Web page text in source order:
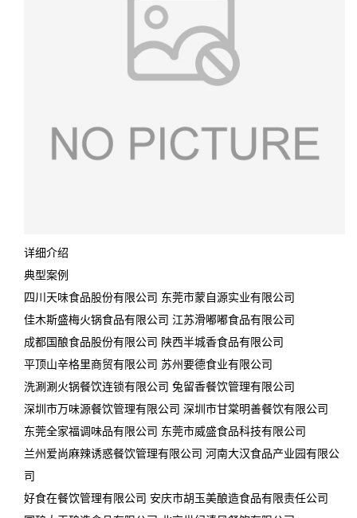
详细介绍
典型案例
四川天味食品股份有限公司 东莞市蒙自源实业有限公司
佳木斯盛梅火锅食品有限公司 江苏滑嘟嘟食品有限公司
成都国酿食品股份有限公司 陕西半城香食品有限公司
平顶山辛格里商贸有限公司 苏州要德食业有限公司
洗涮涮火锅餐饮连锁有限公司 兔留香餐饮管理有限公司
深圳市万味源餐饮管理有限公司 深圳市甘棠明善餐饮有限公司
东莞全家福调味品有限公司 东莞市威盛食品科技有限公司
兰州爱尚麻辣诱惑餐饮管理有限公司 河南大汉食品产业园有限公
司
好食在餐饮管理有限公司 安庆市胡玉美酿造食品有限责任公司